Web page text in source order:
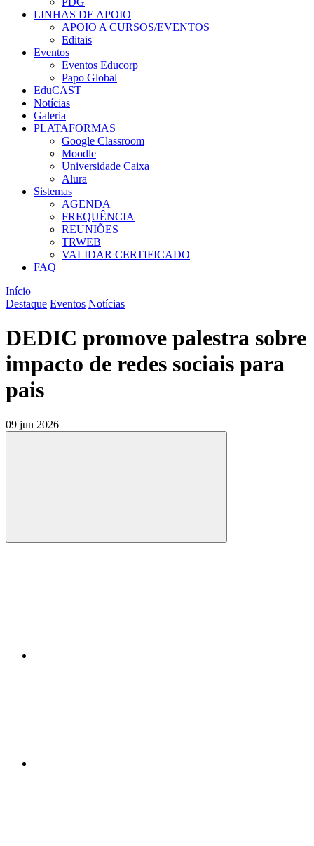
LINHAS DE APOIO
APOIO A CURSOS/EVENTOS
Editais
Eventos
Eventos Educorp
Papo Global
EduCAST
Notícias
Galeria
PLATAFORMAS
Google Classroom
Moodle
Universidade Caixa
Alura
Sistemas
AGENDA
FREQUÊNCIA
REUNIÕES
TRWEB
VALIDAR CERTIFICADO
FAQ
Início
Destaque Eventos Notícias
DEDIC promove palestra sobre
impacto de redes sociais para
pais
09 jun 2026
Compartilhar